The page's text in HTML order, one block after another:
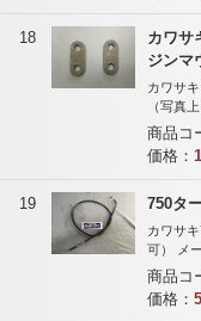
18
カワサ
ジンマ
カワサ
（写真
商品コ
価格：
19 750タ
カワサ
可） メ
商品コ
価格：